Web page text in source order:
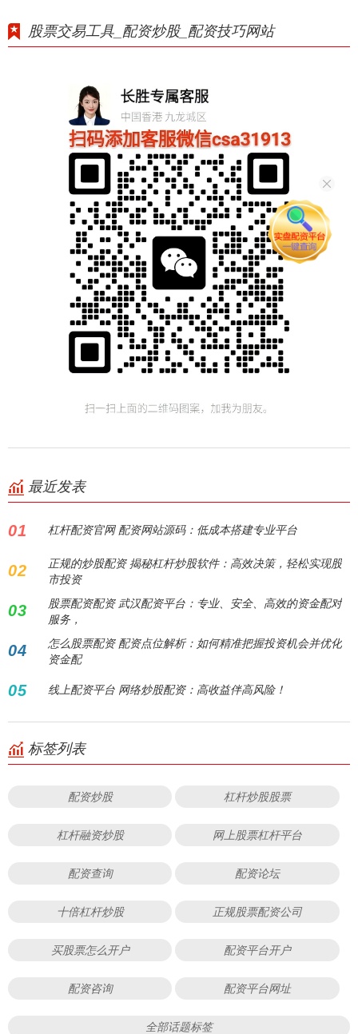
股票交易工具_配资炒股_配资技巧网站
最近发表
01 杠杆配资官网 配资网站源码：低成本搭建专业平台
02
正规的炒股配资 揭秘杠杆炒股软件：高效决策，轻松实现股
市投资
03
股票配资配资 武汉配资平台：专业、安全、高效的资金配对
服务，
04
怎么股票配资 配资点位解析：如何精准把握投资机会并优化
资金配
05 线上配资平台 网络炒股配资：高收益伴高风险！
标签列表
配资炒股 杠杆炒股股票
杠杆融资炒股 网上股票杠杆平台
配资查询 配资论坛
十倍杠杆炒股 正规股票配资公司
买股票怎么开户 配资平台开户
配资咨询 配资平台网址
全部话题标签